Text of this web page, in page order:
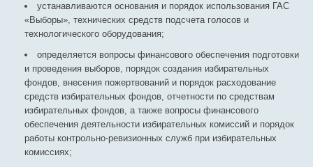
устанавливаются основания и порядок использования ГАС
«Выборы», технических средств подсчета голосов и
технологического оборудования;
определяется вопросы финансового обеспечения подготовки
и проведения выборов, порядок создания избирательных
фондов, внесения пожертвований и порядок расходование
средств избирательных фондов, отчетности по средствам
избирательных фондов, а также вопросы финансового
обеспечения деятельности избирательных комиссий и порядок
работы контрольно-ревизионных служб при избирательных
комиссиях;